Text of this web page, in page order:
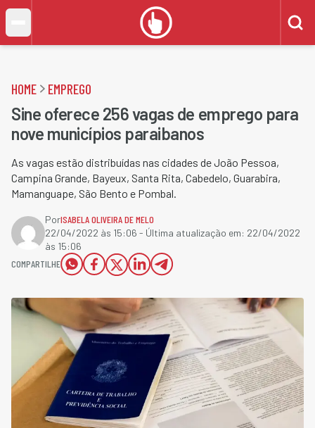
HOME EMPREGO
Sine oferece 256 vagas de emprego para
nove municípios paraibanos
As vagas estão distribuídas nas cidades de João Pessoa,
Campina Grande, Bayeux, Santa Rita, Cabedelo, Guarabira,
Mamanguape, São Bento e Pombal.
PorISABELA OLIVEIRA DE MELO
22/04/2022 às 15:06 - Última atualização em: 22/04/2022
às 15:06
COMPARTILHE